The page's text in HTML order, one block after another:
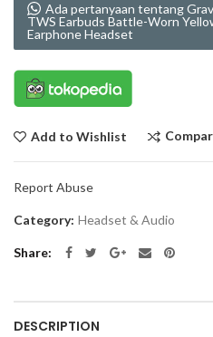
Ada pertanyaan tentang
TWS Earbuds Battle-Worn
Earphone Headset
Add to Wishlist
Report Abuse
Category: Headset & Audio
Share
DESCRIPTION